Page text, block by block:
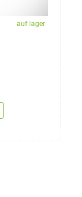
auf lager